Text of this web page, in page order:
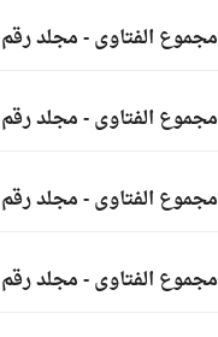
مجموع الفتاوى - مجلد رقم 11
مجموع الفتاوى - مجلد رقم 12
مجموع الفتاوى - مجلد رقم 13
مجموع الفتاوى - مجلد رقم 14